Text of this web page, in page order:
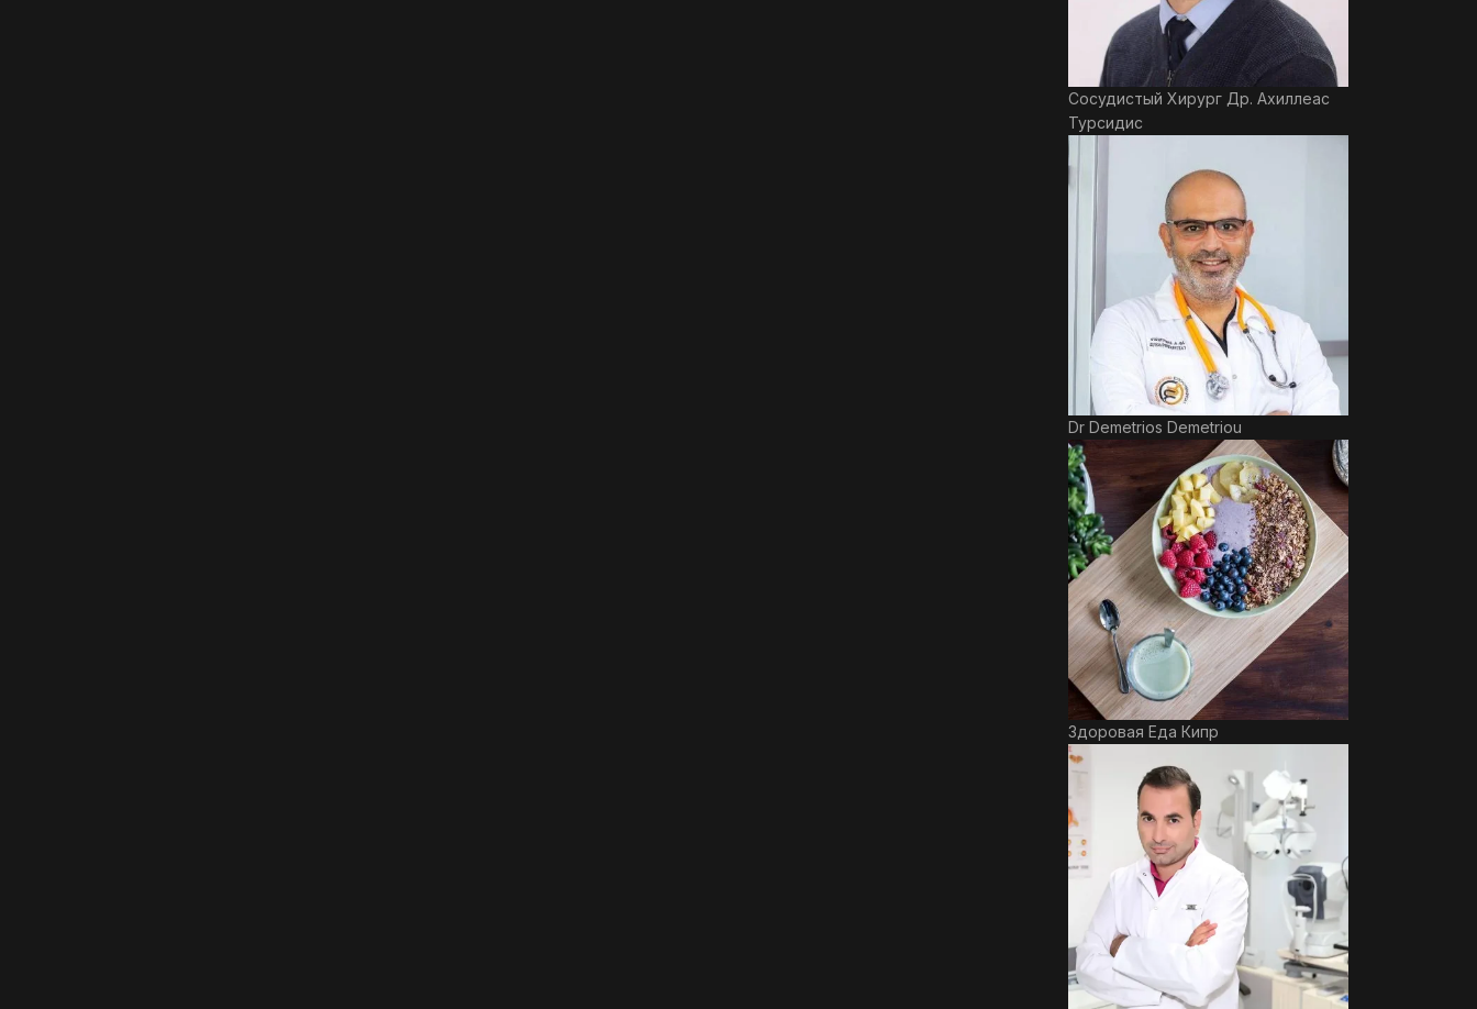
Сосудистый Хирург Др. Ахиллеас
Турсидис
Dr Demetrios Demetriou
Здоровая Еда Кипр